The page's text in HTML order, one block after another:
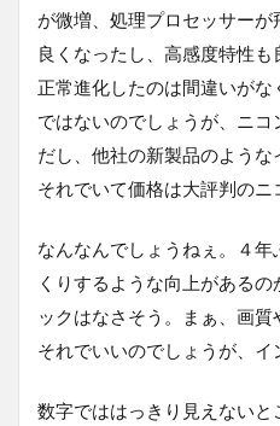
が微増、処理プロセッサー
良くなったし、高感度特性
正常進化したのは間違いがな
ではないのでしょうが、ニコ
だし、他社の新製品のような
それでいて価格は大評判のニ
なんなんでしょうねぇ。４
くりするような向上がある
ックはなさそう。まぁ、画
それでいいのでしょうが、イ
数字でははっきり見えないと